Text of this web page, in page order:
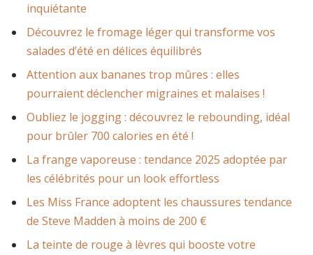
inquiétante
Découvrez le fromage léger qui transforme vos
salades d’été en délices équilibrés
Attention aux bananes trop mûres : elles
pourraient déclencher migraines et malaises !
Oubliez le jogging : découvrez le rebounding, idéal
pour brûler 700 calories en été !
La frange vaporeuse : tendance 2025 adoptée par
les célébrités pour un look effortless
Les Miss France adoptent les chaussures tendance
de Steve Madden à moins de 200 €
La teinte de rouge à lèvres qui booste votre